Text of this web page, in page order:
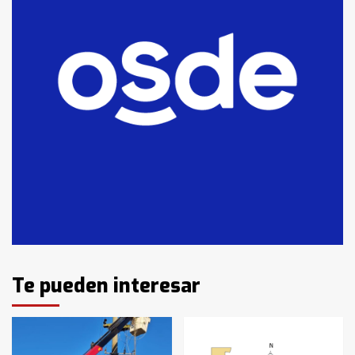
fueron detenidos por
comercialización de drogas en la
tarde del sábado
T.Lauquen: se vendió el edificio de
lo que fue la planta Industrial del
3
Identidad de los adolescentes
pampeanos que fueron
en la mañana del lunes
Te pueden interesar